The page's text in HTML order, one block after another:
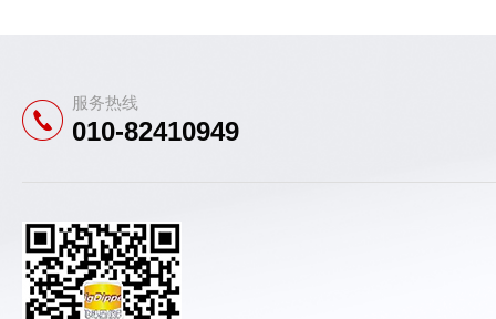
服务热线
010-82410949